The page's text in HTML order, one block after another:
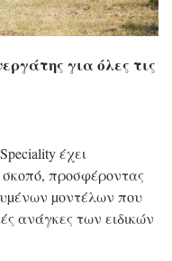
για όλες τις
έχει
σκοπό, προσφέροντας
µοντέλων που
ανάγκες των ειδικών